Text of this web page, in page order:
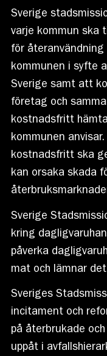
Sverige
varje kommun ska
för återanvändning
kommunen i syfte
Sverige samt att
företag och
kostnadsfritt
kommunen
kostnadsfritt ska
kan orsaka skada
Sverige
kring
påverka
mat och lämnar
Sveriges
incitament och
på återbrukade
uppåt i